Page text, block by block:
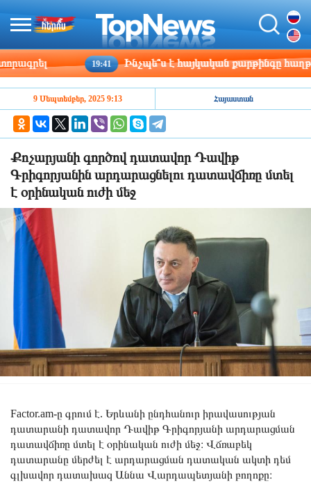
19:41 Ինչպե՞ս է հայկական քարթինգը
9 Սեպտեմբեր, 2025 9:13 Հայաստան
Քոչարյանի գործով դատավոր Դավիթ
Գրիգորյանին արդարացնելու դատավճիռը մտել
է օրինական ուժի մեջ
Factor.am-ը գրում է. Երևանի ընդհանուր իրավասության
դատարանի դատավոր Դավիթ Գրիգորյանի արդարացման
դատավճիռը մտել է օրինական ուժի մեջ։ Վճռաբեկ
դատարանը մերժել է արդարացման դատական ակտի դեմ
գլխավոր դատախազ Աննա Վարդապետյանի բողոքը։